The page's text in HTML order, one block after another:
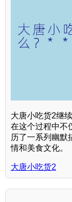
大唐小吃货2继
在这个过程中不
历了一系列幽默
情和美食文化。
大唐小吃货2